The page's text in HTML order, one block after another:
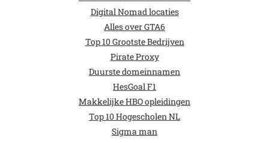
Digital Nomad locaties
Alles over GTA6
Top 10 Grootste Bedrijven
Pirate Proxy
Duurste domeinnamen
HesGoal F1
Makkelijke HBO opleidingen
Top 10 Hogescholen NL
Sigma man